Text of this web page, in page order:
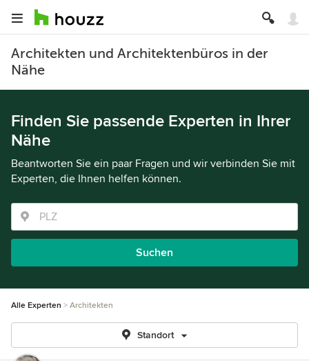
Architekten und Architektenbüros in der
Nähe
Finden Sie passende Experten in Ihrer
Nähe
Beantworten Sie ein paar Fragen und wir verbinden Sie mit
Experten, die Ihnen helfen können.
Suchen
Alle Experten Architekten
Standort